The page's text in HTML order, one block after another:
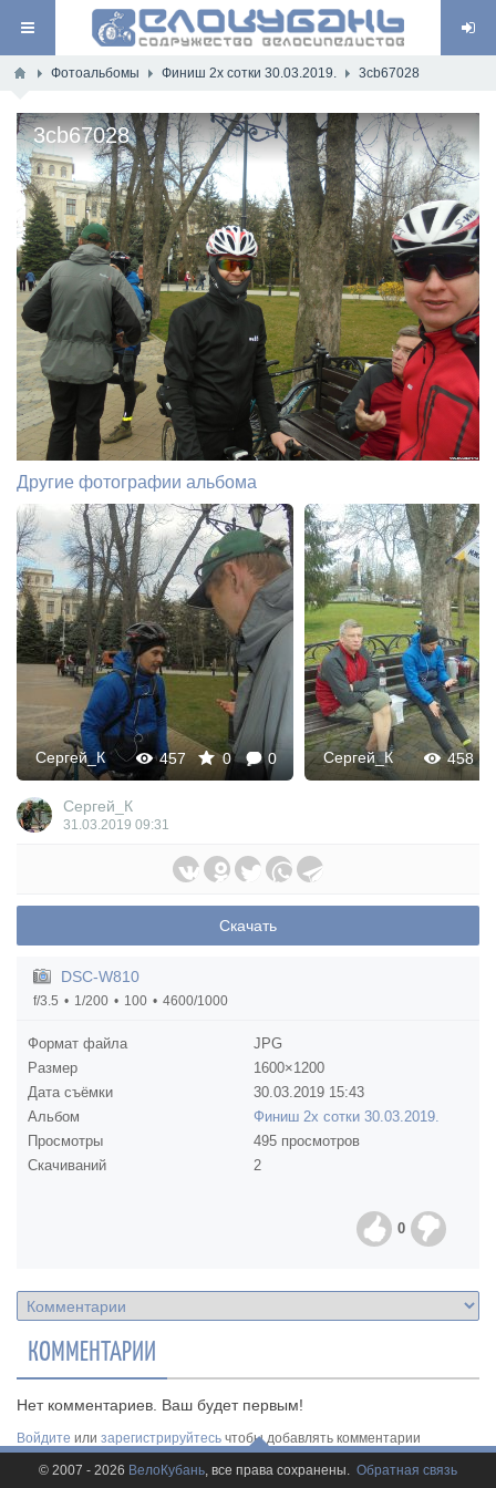
Фотоальбомы Финиш 2х сотки 30.03.2019. 3cb67028
3cb67028
Другие фотографии альбома
457 0 0
Сергей_К 458
Сергей_К
Сергей_К
31.03.2019 09:31
Скачать
DSC-W810
f/3.5 1/200 100 4600/1000
Формат файла
JPG
Размер
1600×1200
Дата съёмки
30.03.2019 15:43
Альбом
Финиш 2х сотки 30.03.2019.
Просмотры
495 просмотров
Скачиваний
2
0
КОММЕНТАРИИ
Нет комментариев. Ваш будет первым!
Войдите или зарегистрируйтесь чтобы добавлять комментарии
© 2007 - 2026 ВелоКубань, все права сохранены. Обратная связь